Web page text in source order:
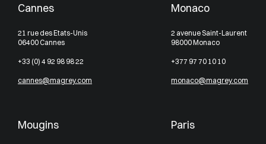
Cannes
21 rue des Etats-Unis
06400 Cannes
+33 (0) 4 92 98 98 22
cannes@magrey.com
Monaco
2 avenue Saint-Laurent
98000 Monaco
+377 97 70 10 10
monaco@magrey.com
Mougins Paris